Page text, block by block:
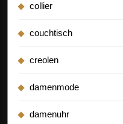
collier
couchtisch
creolen
damenmode
damenuhr